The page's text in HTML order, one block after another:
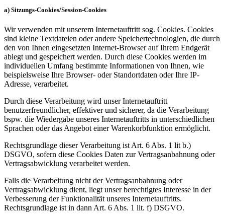
a) Sitzungs-Cookies/Session-Cookies
Wir verwenden mit unserem Internetauftritt sog. Cookies. Cookies
sind kleine Textdateien oder andere Speichertechnologien, die durch
den von Ihnen eingesetzten Internet-Browser auf Ihrem Endgerät
ablegt und gespeichert werden. Durch diese Cookies werden im
individuellen Umfang bestimmte Informationen von Ihnen, wie
beispielsweise Ihre Browser- oder Standortdaten oder Ihre IP-
Adresse, verarbeitet.
Durch diese Verarbeitung wird unser Internetauftritt
benutzerfreundlicher, effektiver und sicherer, da die Verarbeitung
bspw. die Wiedergabe unseres Internetauftritts in unterschiedlichen
Sprachen oder das Angebot einer Warenkorbfunktion ermöglicht.
Rechtsgrundlage dieser Verarbeitung ist Art. 6 Abs. 1 lit b.)
DSGVO, sofern diese Cookies Daten zur Vertragsanbahnung oder
Vertragsabwicklung verarbeitet werden.
Falls die Verarbeitung nicht der Vertragsanbahnung oder
Vertragsabwicklung dient, liegt unser berechtigtes Interesse in der
Verbesserung der Funktionalität unseres Internetauftritts.
Rechtsgrundlage ist in dann Art. 6 Abs. 1 lit. f) DSGVO.